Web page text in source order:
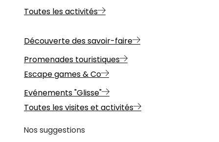
Toutes les activités
Découverte des savoir-faire
Promenades touristiques
Escape games & Co
Evénements "Glisse"
Toutes les visites et activités
Nos suggestions